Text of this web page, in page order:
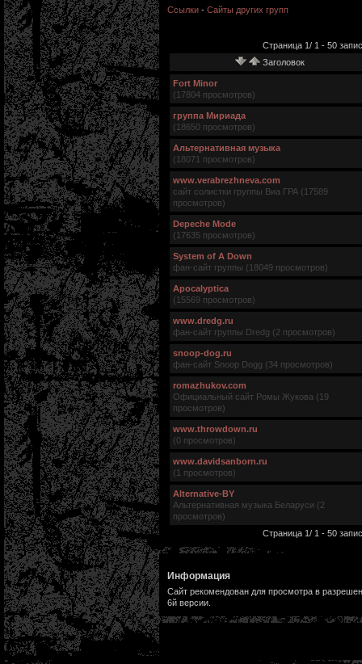
Ссылки - Сайты других групп
Страница 1/ 1 - 50
Заголовок
Fort Minor
(17804 просмотров)
группа Мириада
(18650 просмотров)
Альтернативная музыка
(18071 просмотров)
www.verabrezhneva.com
сайт солистки группы Виа ГРА (17589
просмотров)
Depeche Mode
(17635 просмотров)
System of A Down
фан-сайт группы (18049 просмотров)
Apocalyptica
(15569 просмотров)
www.dredg.ru
фан-сайт группы Dredg (2 просмотров)
snoop-dog.ru
фан-сайт Snoop Dogg (34 просмотров)
romazhukov.com
Официальный сайт Ромы Жукова (19
просмотров)
www.throwdown.ru
(0 просмотров)
www.davidsanborn.ru
(1 просмотров)
Alternative-BY
Альтернативная музыка Беларуси (2
просмотров)
Страница 1/ 1 - 50
Информация
Сайт рекомендован для просмотра в
6й версии.